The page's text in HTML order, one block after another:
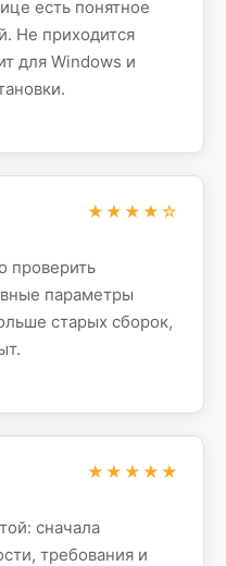
есть понятное
Не приходится
для Windows и
★★★★☆
проверить
параметры
старых сборок,
★★★★★
сначала
требования и